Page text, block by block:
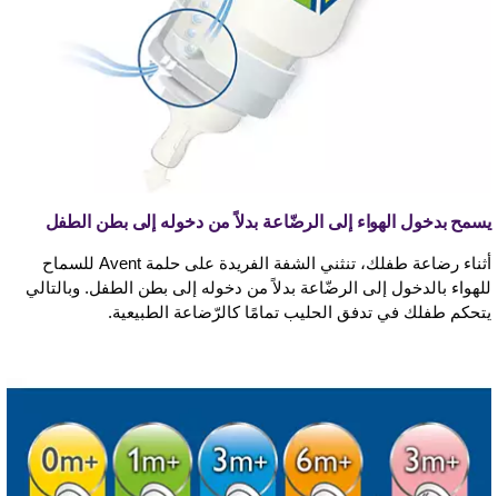
يسمح بدخول الهواء إلى الرضّاعة بدلاً من دخوله إلى بطن الطفل
أثناء رضاعة طفلك، تنثني الشفة الفريدة على حلمة Avent للسماح
للهواء بالدخول إلى الرضّاعة بدلاً من دخوله إلى بطن الطفل. وبالتالي
يتحكم طفلك في تدفق الحليب تمامًا كالرّضاعة الطبيعية.